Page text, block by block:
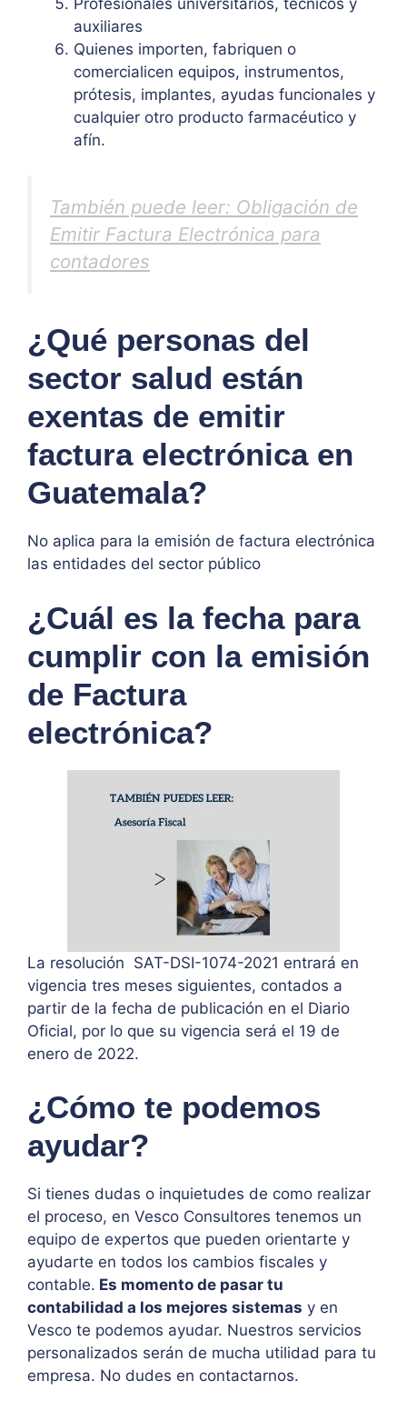
Profesionales universitarios, técnicos y
auxiliares
Quienes importen, fabriquen o
comercialicen equipos, instrumentos,
prótesis, implantes, ayudas funcionales y
cualquier otro producto farmacéutico y
afín.
También puede leer: Obligación de
Emitir Factura Electrónica para
contadores
¿Qué personas del
sector salud están
exentas de emitir
factura electrónica en
Guatemala?
No aplica para la emisión de factura electrónica
las entidades del sector público
¿Cuál es la fecha para
cumplir con la emisión
de Factura
electrónica?
La resolución SAT-DSI-1074-2021 entrará en
vigencia tres meses siguientes, contados a
partir de la fecha de publicación en el Diario
Oficial, por lo que su vigencia será el 19 de
enero de 2022.
¿Cómo te podemos
ayudar?
Si tienes dudas o inquietudes de como realizar
el proceso, en Vesco Consultores tenemos un
equipo de expertos que pueden orientarte y
ayudarte en todos los cambios fiscales y
contable. Es momento de pasar tu
contabilidad a los mejores sistemas y en
Vesco te podemos ayudar. Nuestros servicios
personalizados serán de mucha utilidad para tu
empresa. No dudes en contactarnos.